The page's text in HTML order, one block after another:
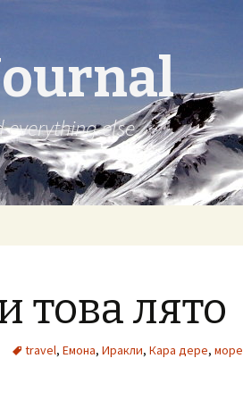
everything else
това лято
travel, Емона, Иракли, Кара дере, море